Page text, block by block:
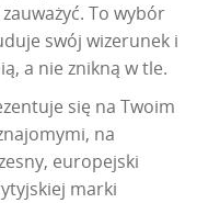
To wybór
swój wizerunek i
a nie znikną w tle.
się na Twoim
na
europejski
marki